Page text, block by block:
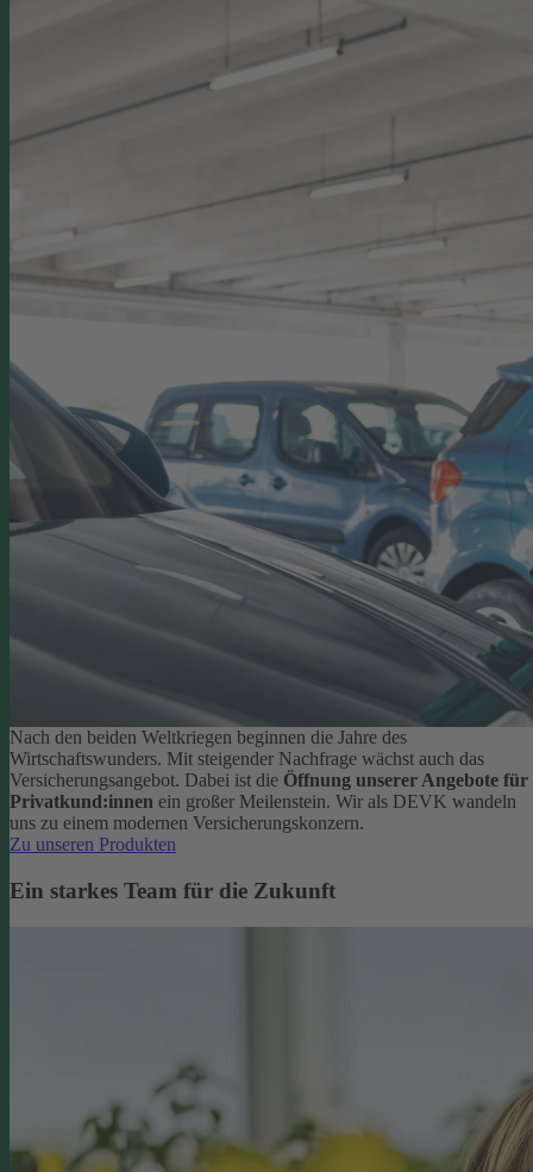
Nach den beiden Weltkriegen beginnen die Jahre des
Wirtschaftswunders. Mit steigender Nachfrage wächst auch das
Versicherungsangebot. Dabei ist die Öffnung unserer Angebote für
Privatkund:innen ein großer Meilenstein. Wir als DEVK wandeln
uns zu einem modernen Versicherungskonzern.
Zu unseren Produkten
Ein starkes Team für die Zukunft